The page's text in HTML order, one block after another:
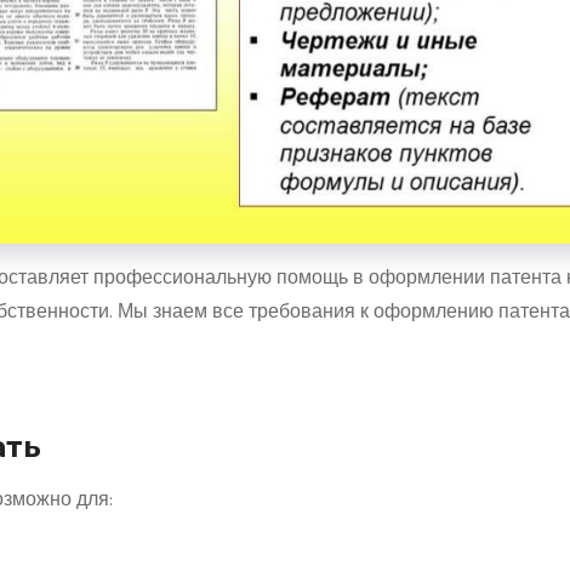
профессиональную помощь в оформлении патента
Мы знаем все требования к оформлению
для: